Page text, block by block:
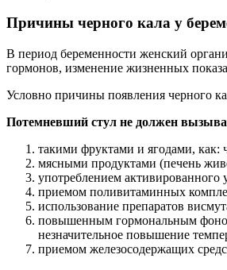
Причины черного кала у
В период беременности женский
гормонов, изменение жизненных
Условно причины появления черного
Потемневший стул не должен
такими фруктами и ягодами, как:
мясными продуктами (печень
употреблением активированного
приемом поливитаминных
использование препаратов
повышенным гормональным
незначительное повышение
приемом железосодержащих